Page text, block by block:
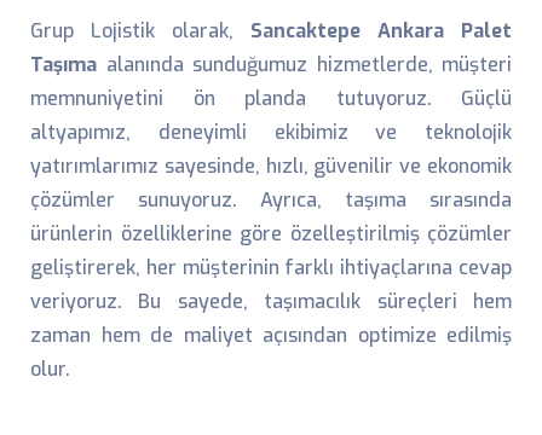
Grup Lojistik olarak, Sancaktepe Ankara Palet
Taşıma alanında sunduğumuz hizmetlerde, müşteri
memnuniyetini ön planda tutuyoruz. Güçlü
altyapımız, deneyimli ekibimiz ve teknolojik
yatırımlarımız sayesinde, hızlı, güvenilir ve ekonomik
çözümler sunuyoruz. Ayrıca, taşıma sırasında
ürünlerin özelliklerine göre özelleştirilmiş çözümler
geliştirerek, her müşterinin farklı ihtiyaçlarına cevap
veriyoruz. Bu sayede, taşımacılık süreçleri hem
zaman hem de maliyet açısından optimize edilmiş
olur.